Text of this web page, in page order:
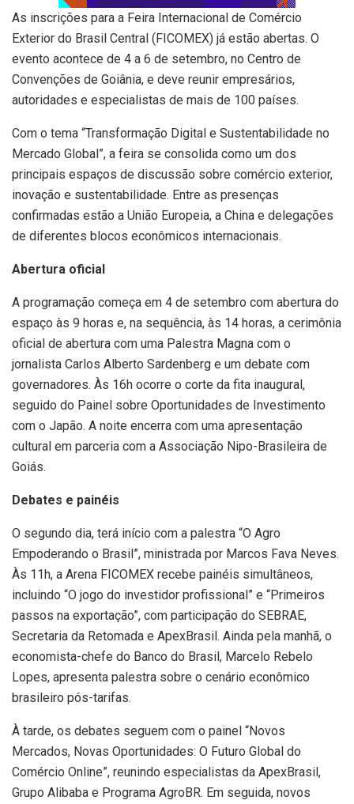
As inscrições para a Feira Internacional de Comércio
Exterior do Brasil Central (FICOMEX) já estão abertas. O
evento acontece de 4 a 6 de setembro, no Centro de
Convenções de Goiânia, e deve reunir empresários,
autoridades e especialistas de mais de 100 países.
Com o tema “Transformação Digital e Sustentabilidade no
Mercado Global”, a feira se consolida como um dos
principais espaços de discussão sobre comércio exterior,
inovação e sustentabilidade. Entre as presenças
confirmadas estão a União Europeia, a China e delegações
de diferentes blocos econômicos internacionais.
Abertura oficial
A programação começa em 4 de setembro com abertura do
espaço às 9 horas e, na sequência, às 14 horas, a cerimônia
oficial de abertura com uma Palestra Magna com o
jornalista Carlos Alberto Sardenberg e um debate com
governadores. Às 16h ocorre o corte da fita inaugural,
seguido do Painel sobre Oportunidades de Investimento
com o Japão. A noite encerra com uma apresentação
cultural em parceria com a Associação Nipo-Brasileira de
Goiás.
Debates e painéis
O segundo dia, terá início com a palestra “O Agro
Empoderando o Brasil”, ministrada por Marcos Fava Neves.
Às 11h, a Arena FICOMEX recebe painéis simultâneos,
incluindo “O jogo do investidor profissional” e “Primeiros
passos na exportação”, com participação do SEBRAE,
Secretaria da Retomada e ApexBrasil. Ainda pela manhã, o
economista-chefe do Banco do Brasil, Marcelo Rebelo
Lopes, apresenta palestra sobre o cenário econômico
brasileiro pós-tarifas.
À tarde, os debates seguem com o painel “Novos
Mercados, Novas Oportunidades: O Futuro Global do
Comércio Online”, reunindo especialistas da ApexBrasil,
Grupo Alibaba e Programa AgroBR. Em seguida, novos